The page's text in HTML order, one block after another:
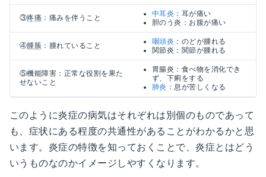
③疼痛 ：痛みを伴うこと 中耳炎 ：耳が痛い
胆のう炎：お腹が痛い
④腫脹 ：腫れていること 咽頭炎 ：のどが腫れる
関節炎：関節が腫れる
⑤機能障害：正常な役割を果た
せないこと
胃腸炎：食べ物を消化でき
ず、下痢をする
肺炎 ：息が苦しくなる
このように炎症の病気はそれぞれは別個のものであって
も、症状にある程度の共通性があることがわかるかと思
います。炎症の特徴を知っておくことで、炎症とはどう
いうものなのかイメージしやすくなります。